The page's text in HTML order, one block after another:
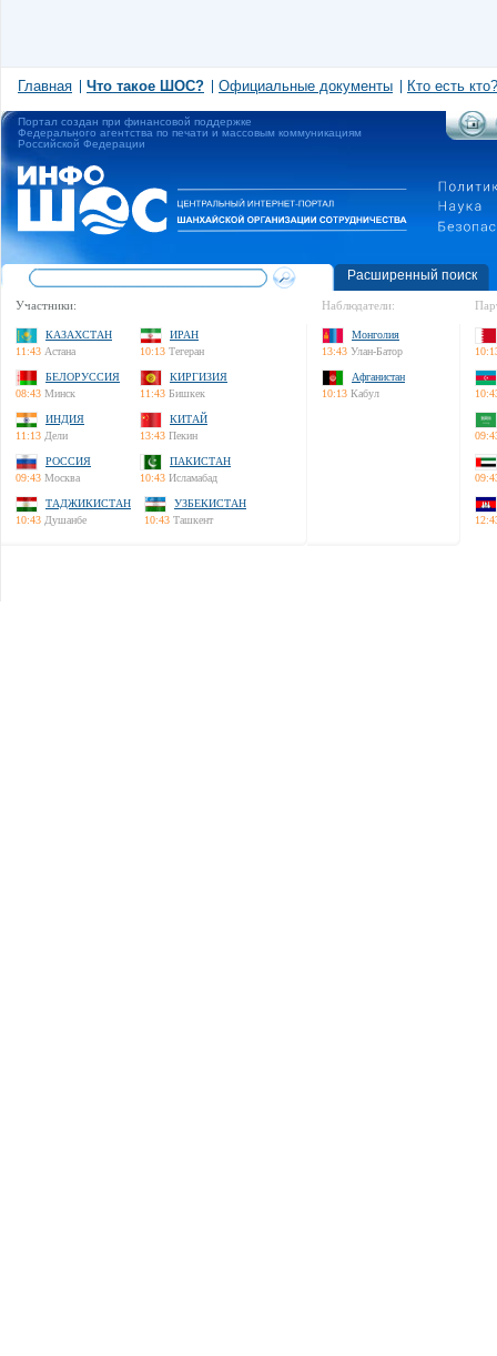
Главная Что такое ШОС? Официальные документы Кто есть кто?
Портал создан при финансовой поддержке
Федерального агентства по печати и массовым коммуникациям
Российской Федерации
Расширенный поиск
Участники:
КАЗАХСТАН
11:43 Астана
ИРАН
10:13 Тегеран
БЕЛОРУССИЯ
08:43 Минск
КИРГИЗИЯ
11:43 Бишкек
ИНДИЯ
11:13 Дели
КИТАЙ
13:43 Пекин
РОССИЯ
09:43 Москва
ПАКИСТАН
10:43 Исламабад
ТАДЖИКИСТАН
10:43 Душанбе
УЗБЕКИСТАН
10:43 Ташкент
Наблюдатели:
Монголия
13:43 Улан-Батор
Афганистан
10:13 Кабул